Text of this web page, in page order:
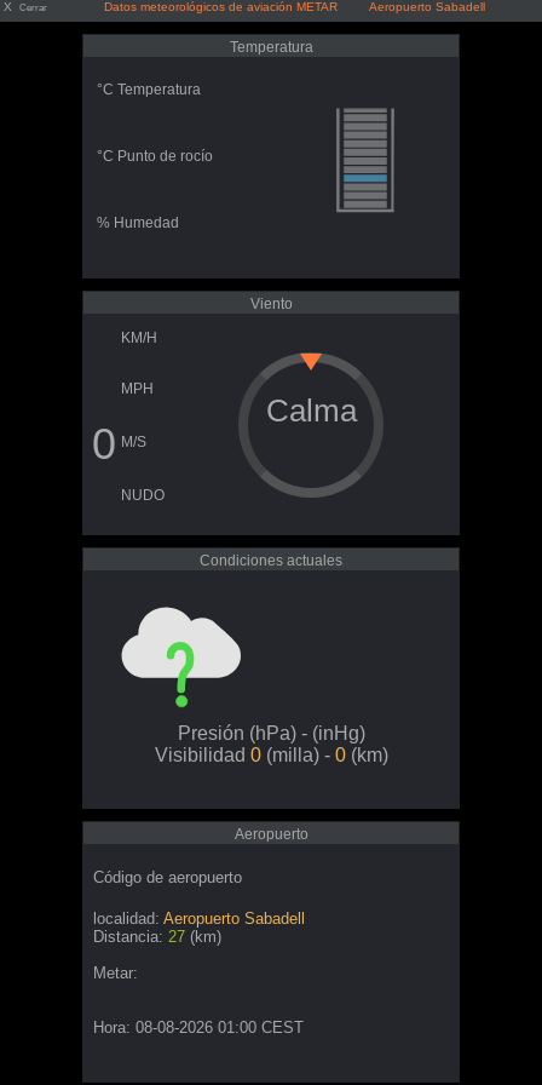
X Cerrar Datos meteorológicos de aviación METAR Aeropuerto Sabadell
Temperatura
°C Temperatura
°C Punto de rocío
% Humedad
Viento
KM/H
MPH
0 M/S
NUDO
Calma
Condiciones actuales
Presión (hPa) - (inHg)
Visibilidad 0 (milla) - 0 (km)
Aeropuerto
Código de aeropuerto
localidad: Aeropuerto Sabadell
Distancia: 27 (km)
Metar:
Hora: 08-08-2026 01:00 CEST